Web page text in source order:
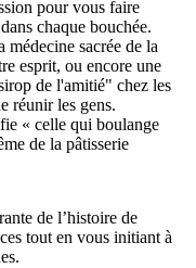
pour vous faire
chaque bouchée.
médecine sacrée de la
esprit, ou encore une
de l'amitié" chez les
réunir les gens.
« celle qui boulange
de la pâtisserie
de l’histoire de
tout en vous initiant à